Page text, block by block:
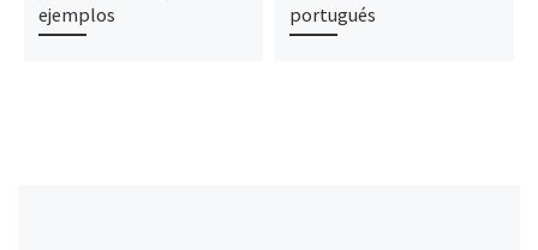
ejemplos
portugués